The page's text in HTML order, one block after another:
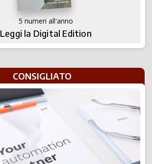
5 numeri all'anno
Leggi la Digital Edition
CONSIGLIATO